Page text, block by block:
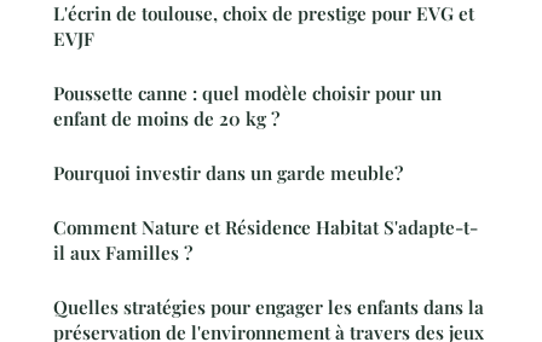
L'écrin de toulouse, choix de prestige pour EVG et
EVJF
Poussette canne : quel modèle choisir pour un
enfant de moins de 20 kg ?
Pourquoi investir dans un garde meuble?
Comment Nature et Résidence Habitat S'adapte-t-
il aux Familles ?
Quelles stratégies pour engager les enfants dans la
préservation de l'environnement à travers des jeux